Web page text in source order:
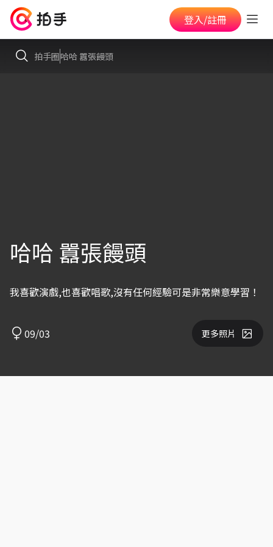
登入/註冊
拍手圈哈哈 囂張饅頭
哈哈 囂張饅頭
我喜歡演戲,也喜歡唱歌,沒有任何經驗可是非常樂意學習！
09/03 更多照片